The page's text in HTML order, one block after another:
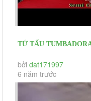
TỨ TẤU
TẤU WELCOME
bởi dat171997
6 năm trước